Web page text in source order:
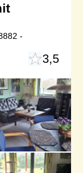
-
3,5